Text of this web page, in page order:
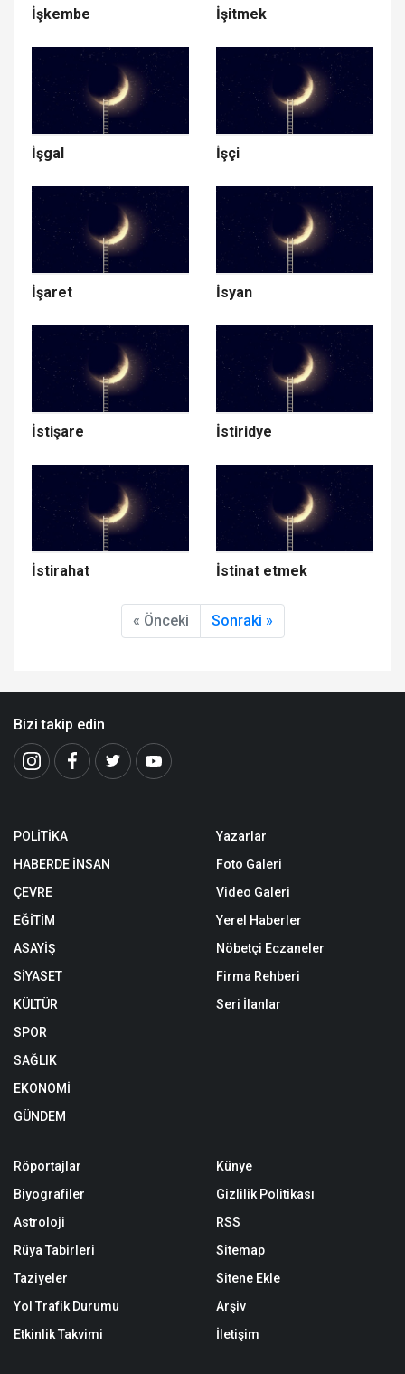
İşkembe İşitmek
İşgal İşçi
İşaret İsyan
İstişare İstiridye
İstirahat İstinat etmek
« Önceki Sonraki »
Bizi takip edin
POLİTİKA
HABERDE İNSAN
ÇEVRE
EĞİTİM
ASAYİŞ
SİYASET
KÜLTÜR
SPOR
SAĞLIK
EKONOMİ
GÜNDEM
Yazarlar
Foto Galeri
Video Galeri
Yerel Haberler
Nöbetçi Eczaneler
Firma Rehberi
Seri İlanlar
Röportajlar
Biyografiler
Astroloji
Rüya Tabirleri
Taziyeler
Yol Trafik Durumu
Etkinlik Takvimi
Künye
Gizlilik Politikası
RSS
Sitemap
Sitene Ekle
Arşiv
İletişim